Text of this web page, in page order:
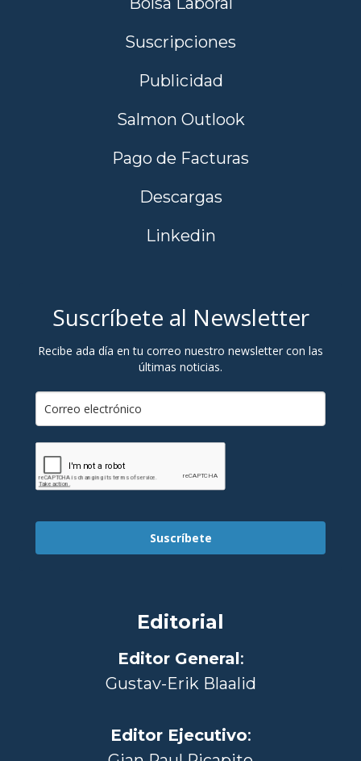
Suscripciones
Publicidad
Salmon Outlook
Pago de Facturas
Descargas
Linkedin
Suscríbete al Newsletter
Recibe ada día en tu correo nuestro newsletter con las
últimas noticias.
Suscríbete
Editorial
Editor General:
Gustav-Erik Blaalid
Editor Ejecutivo: